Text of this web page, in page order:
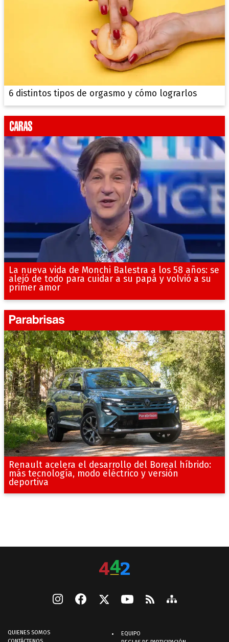
6 distintos tipos de orgasmo y cómo lograrlos
La nueva vida de Monchi Balestra a los 58 años: se
alejó de todo para cuidar a su papá y volvió a su
primer amor
Renault acelera el desarrollo del Boreal híbrido:
más tecnología, modo eléctrico y versión
deportiva
QUIENES SOMOS
EQUIPO